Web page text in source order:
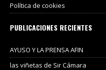
Política de cookies
PUBLICACIONES RECIENTES
AYUSO Y LA PRENSA AFIN
las viñetas de Sir Cámara